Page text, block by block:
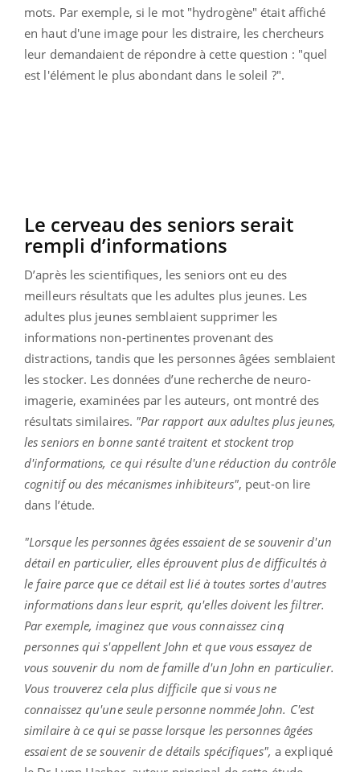
mots. Par exemple, si le mot "hydrogène" était affiché
en haut d'une image pour les distraire, les chercheurs
leur demandaient de répondre à cette question : "quel
est l'élément le plus abondant dans le soleil ?".
Le cerveau des seniors serait
rempli d’informations
D’après les scientifiques, les seniors ont eu des
meilleurs résultats que les adultes plus jeunes. Les
adultes plus jeunes semblaient supprimer les
informations non-pertinentes provenant des
distractions, tandis que les personnes âgées semblaient
les stocker. Les données d’une recherche de neuro-
imagerie, examinées par les auteurs, ont montré des
résultats similaires. "Par rapport aux adultes plus jeunes,
les seniors en bonne santé traitent et stockent trop
d'informations, ce qui résulte d'une réduction du contrôle
cognitif ou des mécanismes inhibiteurs", peut-on lire
dans l’étude.
"Lorsque les personnes âgées essaient de se souvenir d'un
détail en particulier, elles éprouvent plus de difficultés à
le faire parce que ce détail est lié à toutes sortes d'autres
informations dans leur esprit, qu'elles doivent les filtrer.
Par exemple, imaginez que vous connaissez cinq
personnes qui s'appellent John et que vous essayez de
vous souvenir du nom de famille d'un John en particulier.
Vous trouverez cela plus difficile que si vous ne
connaissez qu'une seule personne nommée John. C'est
similaire à ce qui se passe lorsque les personnes âgées
essaient de se souvenir de détails spécifiques", a expliqué